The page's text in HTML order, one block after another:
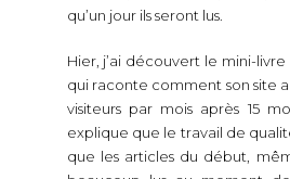
qu’un jour ils seront lus.
Hier, j’ai découvert le mini-livre
qui raconte comment son site
visiteurs par mois après 15
explique que le travail de
que les articles du début,